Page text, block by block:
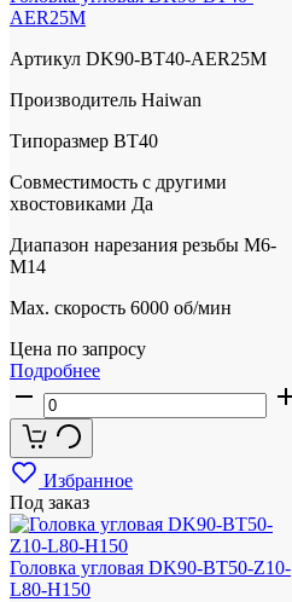
AER25M
Артикул DK90-BT40-AER25M
Производитель Haiwan
Типоразмер BT40
Совместимость с другими
хвостовиками Да
Диапазон нарезания резьбы М6-
М14
Max. скорость 6000 об/мин
Цена по запросу
Подробнее
Избранное
Под заказ
Головка угловая DK90-BT50-Z10-
L80-H150